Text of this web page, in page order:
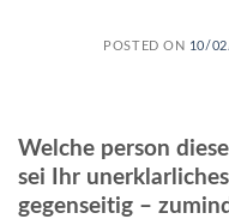
POSTED ON 10/
Welche person
sei Ihr
gegenseitig –